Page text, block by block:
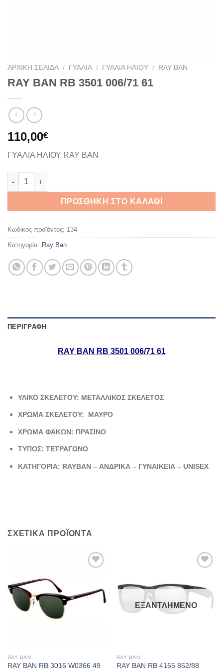
ΑΡΧΙΚΉ ΣΕΛΊΔΑ / ΓΥΑΛΙΆ / ΓΥΑΛΙΆ ΗΛΊΟΥ / RAY BAN
RAY BAN RB 3501 006/71 61
110,00€
ΓΥΑΛΙΑ ΗΛΙΟΥ RAY BAN
RAY BAN RB 3501 006/71 61 ποσότητα
ΠΡΟΣΘΉΚΗ ΣΤΟ ΚΑΛΆΘΙ
Κωδικός προϊόντος: 134
Κατηγορία: Ray Ban
ΠΕΡΙΓΡΑΦΉ
RAY BAN RB 3501 006/71 61
ΥΛΙΚΟ ΣΚΕΛΕΤΟΥ: ΜΕΤΑΛΛΙΚΟΣ ΣΚΕΛΕΤΟΣ
ΧΡΩΜΑ ΣΚΕΛΕΤΟΥ: ΜΑΥΡΟ
ΧΡΩΜΑ ΦΑΚΩΝ: ΠΡΑΣΙΝΟ
ΤΥΠΟΣ: ΤΕΤΡΑΓΩΝΟ
ΚΑΤΗΓΟΡΙΑ: RAYBAN – ΑΝΔΡΙΚΑ – ΓΥΝΑΙΚΕΙΑ – UNISEX
ΣΧΕΤΙΚΆ ΠΡΟΪΌΝΤΑ
RAY BAN
RAY BAN RB 3016 W0366 49
ΕΞΑΝΤΛΗΜΈΝΟ
RAY BAN
RAY BAN RB 4165 852/88